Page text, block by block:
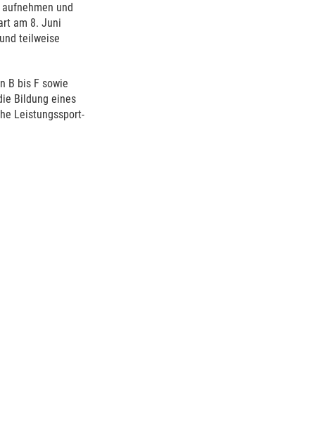
und
am 8. Juni
teilweise
B bis F sowie
Bildung eines
Leistungssport-